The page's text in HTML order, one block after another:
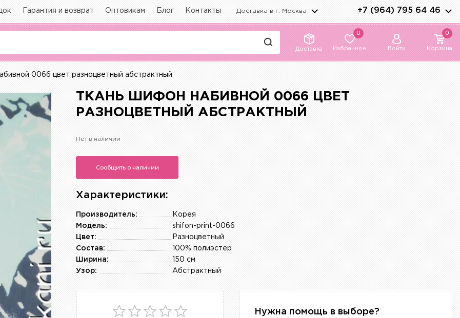
Гарантия и возврат Оптовикам Блог Контакты Доставка в г. Москва +7 (964) 795 64 46
Доставка
0
Избранное Войти
0
Корзина
0066 цвет разноцветный абстрактный
ТКАНЬ ШИФОН НАБИВНОЙ 0066 ЦВЕТ
РАЗНОЦВЕТНЫЙ АБСТРАКТНЫЙ
Нет в наличии
Сообщить о наличии
Характеристики:
Корея
Производитель:
shifon-print-0066
Модель:
Разноцветный
Цвет:
100% полиэстер
Состав:
150 см
Ширина:
Абстрактный
Узор:
Нужна помощь в выборе?